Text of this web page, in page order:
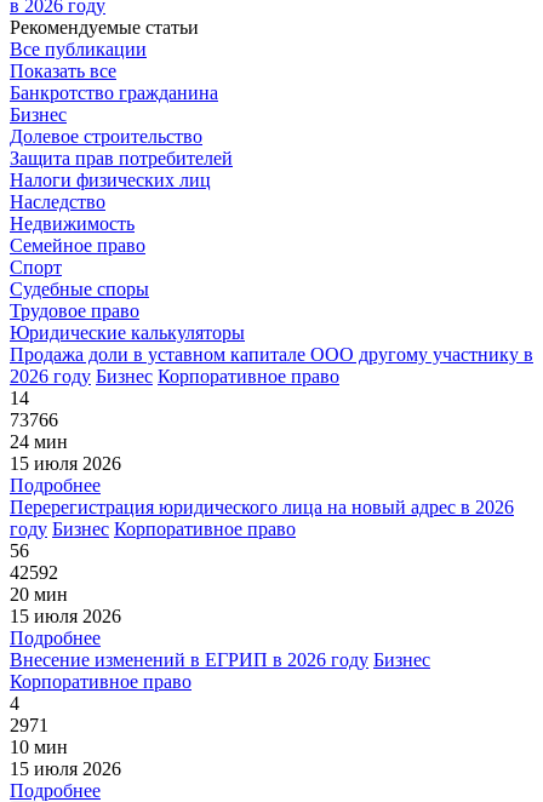
в 2026 году
Рекомендуемые статьи
Все публикации
Показать все
Банкротство гражданина
Бизнес
Долевое строительство
Защита прав потребителей
Налоги физических лиц
Наследство
Недвижимость
Семейное право
Спорт
Судебные споры
Трудовое право
Юридические калькуляторы
Продажа доли в уставном капитале ООО другому участнику в
2026 году Бизнес Корпоративное право
14
73766
24 мин
15 июля 2026
Подробнее
Перерегистрация юридического лица на новый адрес в 2026
году Бизнес Корпоративное право
56
42592
20 мин
15 июля 2026
Подробнее
Внесение изменений в ЕГРИП в 2026 году Бизнес
Корпоративное право
4
2971
10 мин
15 июля 2026
Подробнее